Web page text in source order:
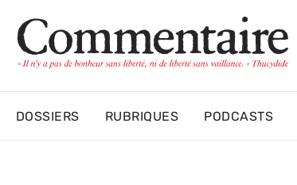
DOSSIERS RUBRIQUES PODCASTS